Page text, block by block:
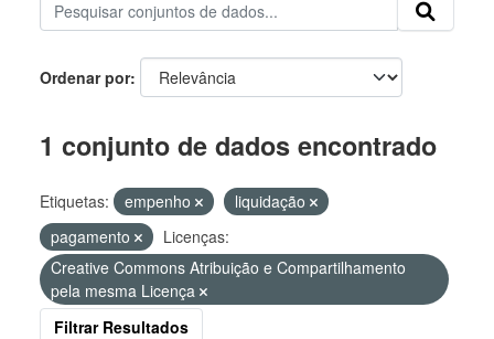
Ordenar por
1 conjunto de dados encontrado
Etiquetas: empenho
liquidação
pagamento
Licenças:
Creative Commons Atribuição e Compartilhamento
pela mesma Licença
Filtrar Resultados